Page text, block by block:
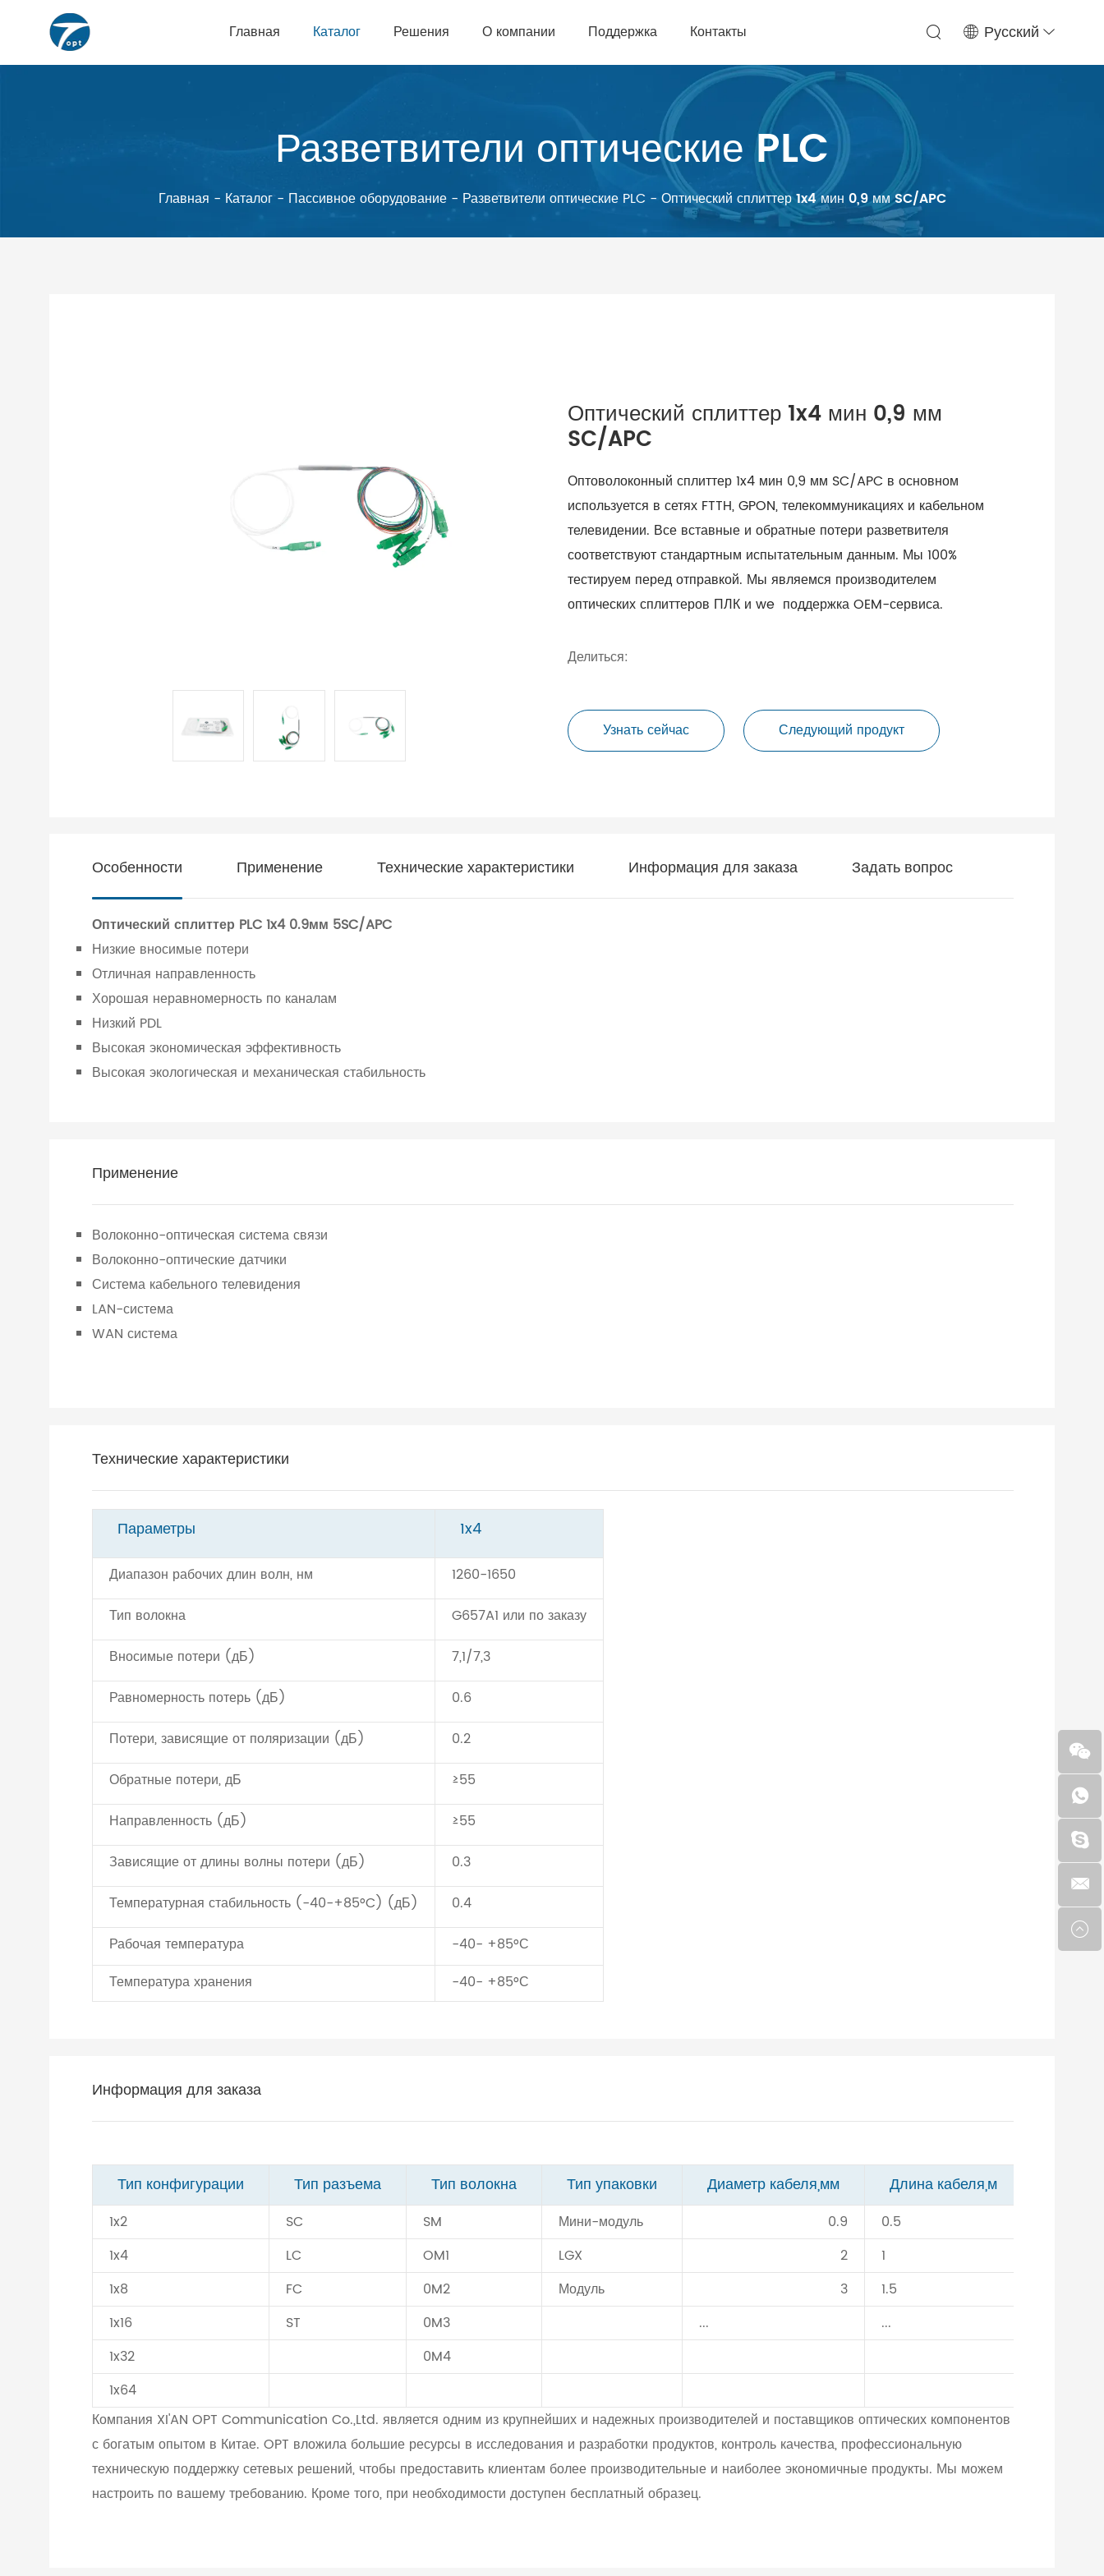
Главная Каталог Решения О компании Поддержка Контакты Русский
Разветвители оптические PLC
Главная - Каталог - Пассивное оборудование - Разветвители оптические PLC - Оптический сплиттер 1x4 мин 0,9 мм SC/APC
Оптический сплиттер 1x4 мин 0,9 мм
SC/APC
Оптоволоконный сплиттер 1x4 мин 0,9 мм SC/APC в основном
используется в сетях FTTH, GPON, телекоммуникациях и кабельном
телевидении. Все вставные и обратные потери разветвителя
соответствуют стандартным испытательным данным. Мы 100%
тестируем перед отправкой. Мы являемся производителем
оптических сплиттеров ПЛК и we поддержка OEM-сервиса.
Делиться:
Узнать сейчас Следующий продукт
Особенности Применение Технические характеристики Информация для заказа Задать вопрос
Оптический сплиттер PLC 1x4 0.9мм 5SC/APC
Низкие вносимые потери
Отличная направленность
Хорошая неравномерность по каналам
Низкий PDL
Высокая экономическая эффективность
Высокая экологическая и механическая стабильность
Применение
Волоконно-оптическая система связи
Волоконно-оптические датчики
Система кабельного телевидения
LAN-система
WAN система
Технические характеристики
Параметры 1x4
Диапазон рабочих длин волн, нм
1260-1650
Тип волокна
G657A1 или по заказу
Вносимые потери (дБ)
7,1/7,3
Равномерность потерь (дБ)
0.6
Потери, зависящие от поляризации (дБ)
0.2
Обратные потери, дБ
≥55
Направленность (дБ)
≥55
Зависящие от длины волны потери (дБ)
0.3
Температурная стабильность (-40-+85°C) (дБ)
0.4
Рабочая температура
-40- +85°С
Температура хранения
-40- +85°С
Информация для заказа
Тип конфигурации Тип разъема Тип волокна Тип упаковки Диаметр кабеля,мм Длина кабеля,м
1x2 SC SM Мини-модуль 0.9
0.5
1x4
LC OM1 LGX 2
1
1x8
FC 0M2 Модуль 3
1.5
1x16
ST 0M3 ...
...
1x32
0M4
1x64
Компания XI'AN OPT Communication Co.,Ltd. является одним из крупнейших и надежных производителей и поставщиков оптических компонентов
с богатым опытом в Китае. OPT вложила большие ресурсы в исследования и разработки продуктов, контроль качества, профессиональную
техническую поддержку сетевых решений, чтобы предоставить клиентам более производительные и наиболее экономичные продукты. Мы можем
настроить по вашему требованию. Кроме того, при необходимости доступен бесплатный образец.